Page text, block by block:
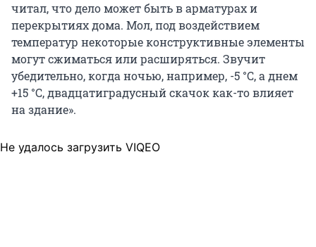
читал, что дело может быть в арматурах и
перекрытиях дома. Мол, под воздействием
температур некоторые конструктивные элементы
могут сжиматься или расширяться. Звучит
убедительно, когда ночью, например, -5 °C, а днем
+15 °C, двадцатиградусный скачок как-то влияет
на здание».
Не удалось загрузить VIQEO